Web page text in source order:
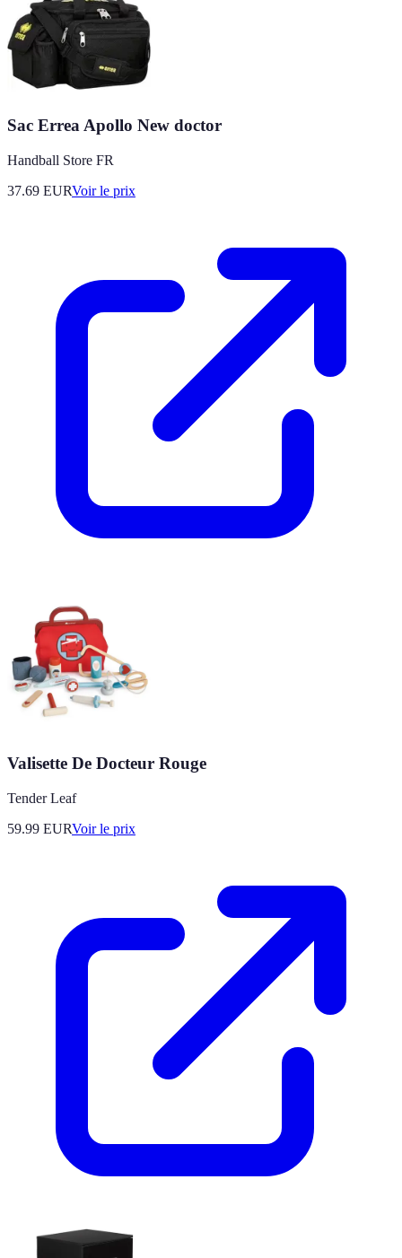
Sac Errea Apollo New doctor
Handball Store FR
37.69 EURVoir le prix
Valisette De Docteur Rouge
Tender Leaf
59.99 EURVoir le prix